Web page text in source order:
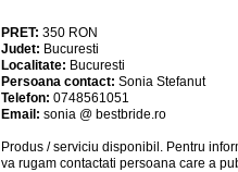
PRET: 350 RON
Judet: Bucuresti
Localitate: Bucuresti
Persoana contact: Sonia Stefanut
Telefon: 0748561051
Email: sonia @ bestbride.ro
Produs / serviciu disponibil . Pentru
va rugam contactati persoana care a